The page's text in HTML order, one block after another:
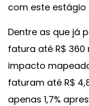
com este
Dentre as que já
fatura até R$ 360
impacto
faturam até R$
apenas 1,7%